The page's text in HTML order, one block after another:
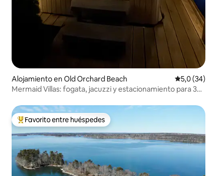
Alojamiento en Old Orchard Beach Calificación
5,0 (34)
Mermaid Villas: fogata, jacuzzi y estacionamiento para 3
Favorito entre los huéspedes más destacados
Favorito entre huéspedes